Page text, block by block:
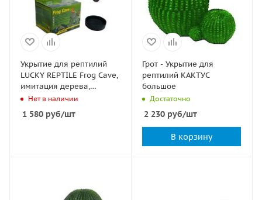
Укрытие для рептилий
LUCKY REPTILE Frog Cave,
имитация дерева,
15x8x5,5см
Нет в наличии
1 580 руб/шт
Грот - Укрытие для
рептилий КАКТУС
большое
Достаточно
2 230руб/шт
В корзину